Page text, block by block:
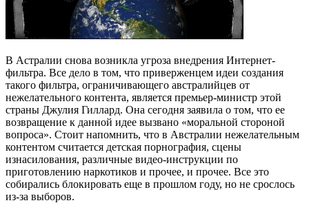
В Астралии снова возникла угроза внедрения Интернет-
фильтра. Все дело в том, что приверженцем идеи создания
такого фильтра, ограничивающего австралийцев от
нежелательного контента, является премьер-министр этой
страны Джулия Гиллард. Она сегодня заявила о том, что ее
возвращение к данной идее вызвано «моральной стороной
вопроса». Стоит напомнить, что в Австралии нежелательным
контентом считается детская порнография, сцены
изнасилования, различные видео-инструкции по
приготовлению наркотиков и прочее, и прочее. Все это
собирались блокировать еще в прошлом году, но не срослось
из-за выборов.